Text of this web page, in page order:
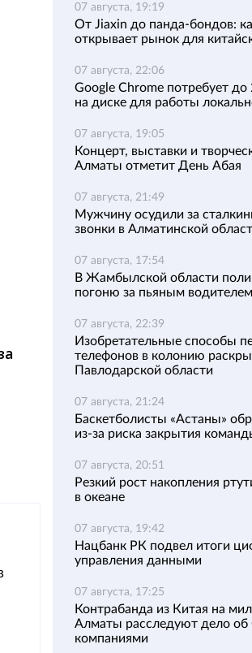
07 августа, 19:19
От Jiaxin до панда-бондов:
открывает рынок для
07 августа, 22:06
Google Chrome потребует до
на диске для работы
07 августа, 19:05
Концерт, выставки и
Алматы отметит День Абая
07 августа, 21:49
Мужчину осудили за
звонки в Алматинской
07 августа, 17:54
В Жамбылской области
погоню за пьяным водителем
07 августа, 22:39
Изобретательные способы
телефонов в колонию
Павлодарской области
07 августа, 21:24
Баскетболисты «Астаны»
из-за риска закрытия
07 августа, 20:51
Резкий рост накопления
в океане
07 августа, 19:42
Нацбанк РК подвел итоги
управления данными
07 августа, 17:25
Контрабанда из Китая на
Алматы расследуют дело
компаниями